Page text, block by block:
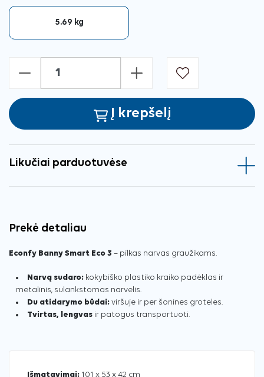
5.69 kg
- +
Į krepšelį
Likučiai parduotuvėse
Prekė detaliau
Econfy Banny Smart Eco 3 – pilkas narvas graužikams.
Narvą sudaro: kokybiško plastiko kraiko padėklas ir
metalinis, sulankstomas narvelis.
Du atidarymo būdai: viršuje ir per šonines groteles.
Tvirtas, lengvas ir patogus transportuoti.
Išmatavimai: 101 x 53 x 42 cm